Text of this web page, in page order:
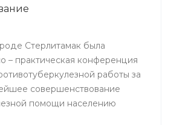
Стерлитамак была
– практическая конференция
работы за
совершенствование
помощи населению